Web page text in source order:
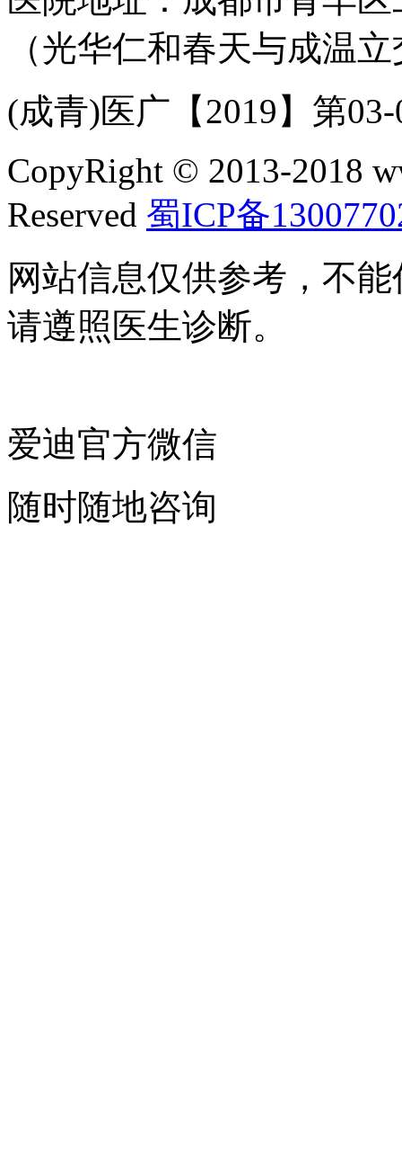
（光华仁和春天与成温
(成青)医广【2019】第03-
CopyRight © 2013-2018
Reserved 蜀ICP备
网站信息仅供参考，不
请遵照医生诊断。
爱迪官方微信
随时随地咨询